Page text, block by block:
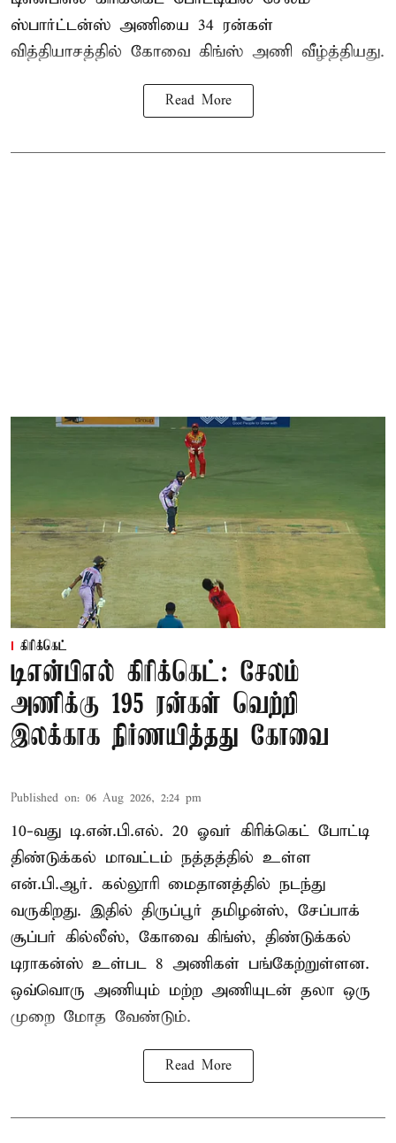
ஸ்பார்ட்டன்ஸ் அணியை 34 ரன்கள்
வித்தியாசத்தில் கோவை கிங்ஸ் அணி வீழ்த்தியது.
Read More
கிரிக்கெட்
டிஎன்பிஎல் கிரிக்கெட்: சேலம்
அணிக்கு 195 ரன்கள் வெற்றி
இலக்காக நிர்ணயித்தது கோவை
Published on: 06 Aug 2026, 2:24 pm
10-வது டி.என்.பி.எல். 20 ஓவர் கிரிக்கெட் போட்டி
திண்டுக்கல் மாவட்டம் நத்தத்தில் உள்ள
என்.பி.ஆர். கல்லூரி மைதானத்தில் நடந்து
வருகிறது. இதில் திருப்பூர் தமிழன்ஸ், சேப்பாக்
சூப்பர் கில்லீஸ், கோவை கிங்ஸ், திண்டுக்கல்
டிராகன்ஸ் உள்பட 8 அணிகள் பங்கேற்றுள்ளன.
ஒவ்வொரு அணியும் மற்ற அணியுடன் தலா ஒரு
முறை மோத வேண்டும்.
Read More